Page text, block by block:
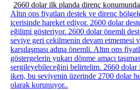
2660 dolar ilk planda direnç konumunda
Altın ons fiyatları destek ve direnç
içerisinde hareket ediyor. 2600 dolar
eğilimi gösteriyor. 2600 dolar önemli
seviye geri çekilmenin devam etmemesi
karşılaşması adına önemli. Altın ons
göstergelerin yukarı dönme amacı
sergileyebileceğini belirtelim. 2660 dolar
iken, bu seviyenin üzerinde 2700 dolar
olarak korunuyor..